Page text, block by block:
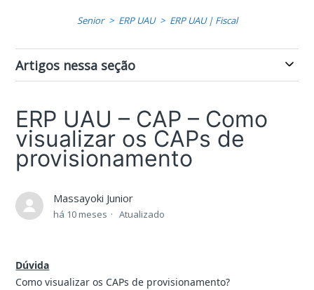
Senior ERP UAU ERP UAU | Fiscal
Artigos nessa seção
ERP UAU – CAP – Como
visualizar os CAPs de
provisionamento
Massayoki Junior
há 10 meses Atualizado
Dúvida
Como visualizar os CAPs de provisionamento?